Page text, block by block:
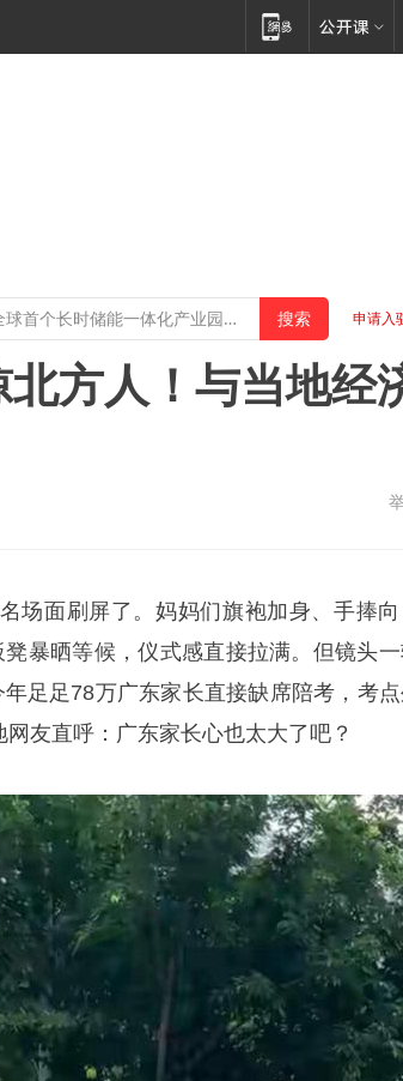
申请入
方人！与当地经
场面刷屏了。妈妈们旗袍加身、手捧
暴晒等候，仪式感直接拉满。但镜头
足足78万广东家长直接缺席陪考，考
友直呼：广东家长心也太大了吧？